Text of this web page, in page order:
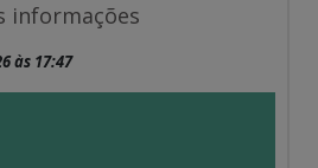
informações
às 17:47